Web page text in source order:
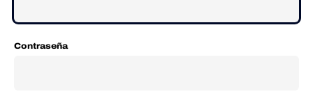
Contraseña